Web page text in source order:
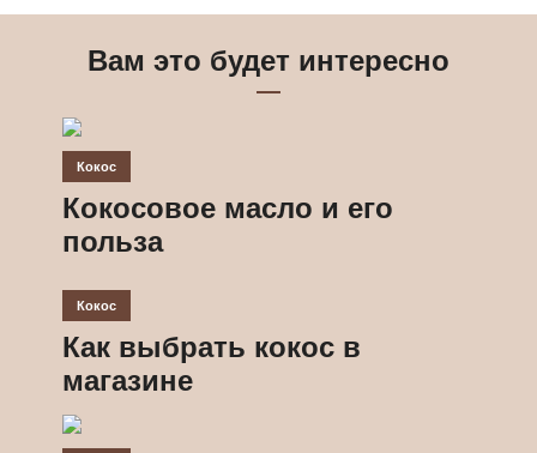
Вам это будет интересно
Кокос
Кокосовое масло и его
польза
Кокос
Как выбрать кокос в
магазине